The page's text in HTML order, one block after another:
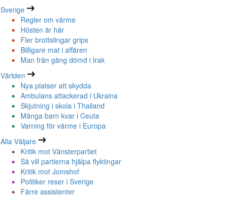
Sverige
Regler om värme
Hösten är här
Fler brottslingar grips
Billigare mat i affären
Man från gäng dömd i Irak
Världen
Nya platser att skydda
Ambulans attackerad i Ukraina
Skjutning i skola i Thailand
Många barn kvar i Ceuta
Varning för värme i Europa
Alla Väljare
Kritik mot Vänsterpartiet
Så vill partierna hjälpa flyktingar
Kritik mot Jomshof
Politiker reser i Sverige
Färre assistenter